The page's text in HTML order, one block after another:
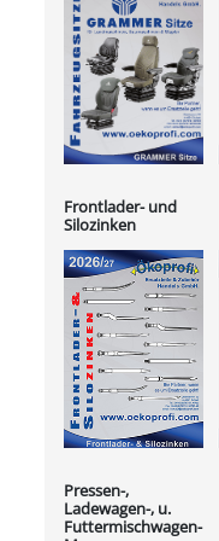
Frontlader- und
Silozinken
Pressen-,
Ladewagen-, u.
Futtermischwagen-